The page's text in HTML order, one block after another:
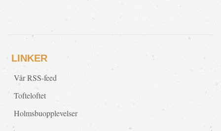
LINKER
Vår RSS-feed
Tofteloftet
Holmsbuopplevelser